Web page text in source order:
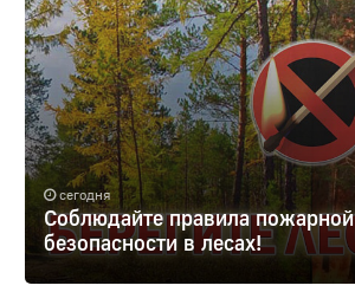
сегодня
Соблюдайте правила пожарной
безопасности в лесах!